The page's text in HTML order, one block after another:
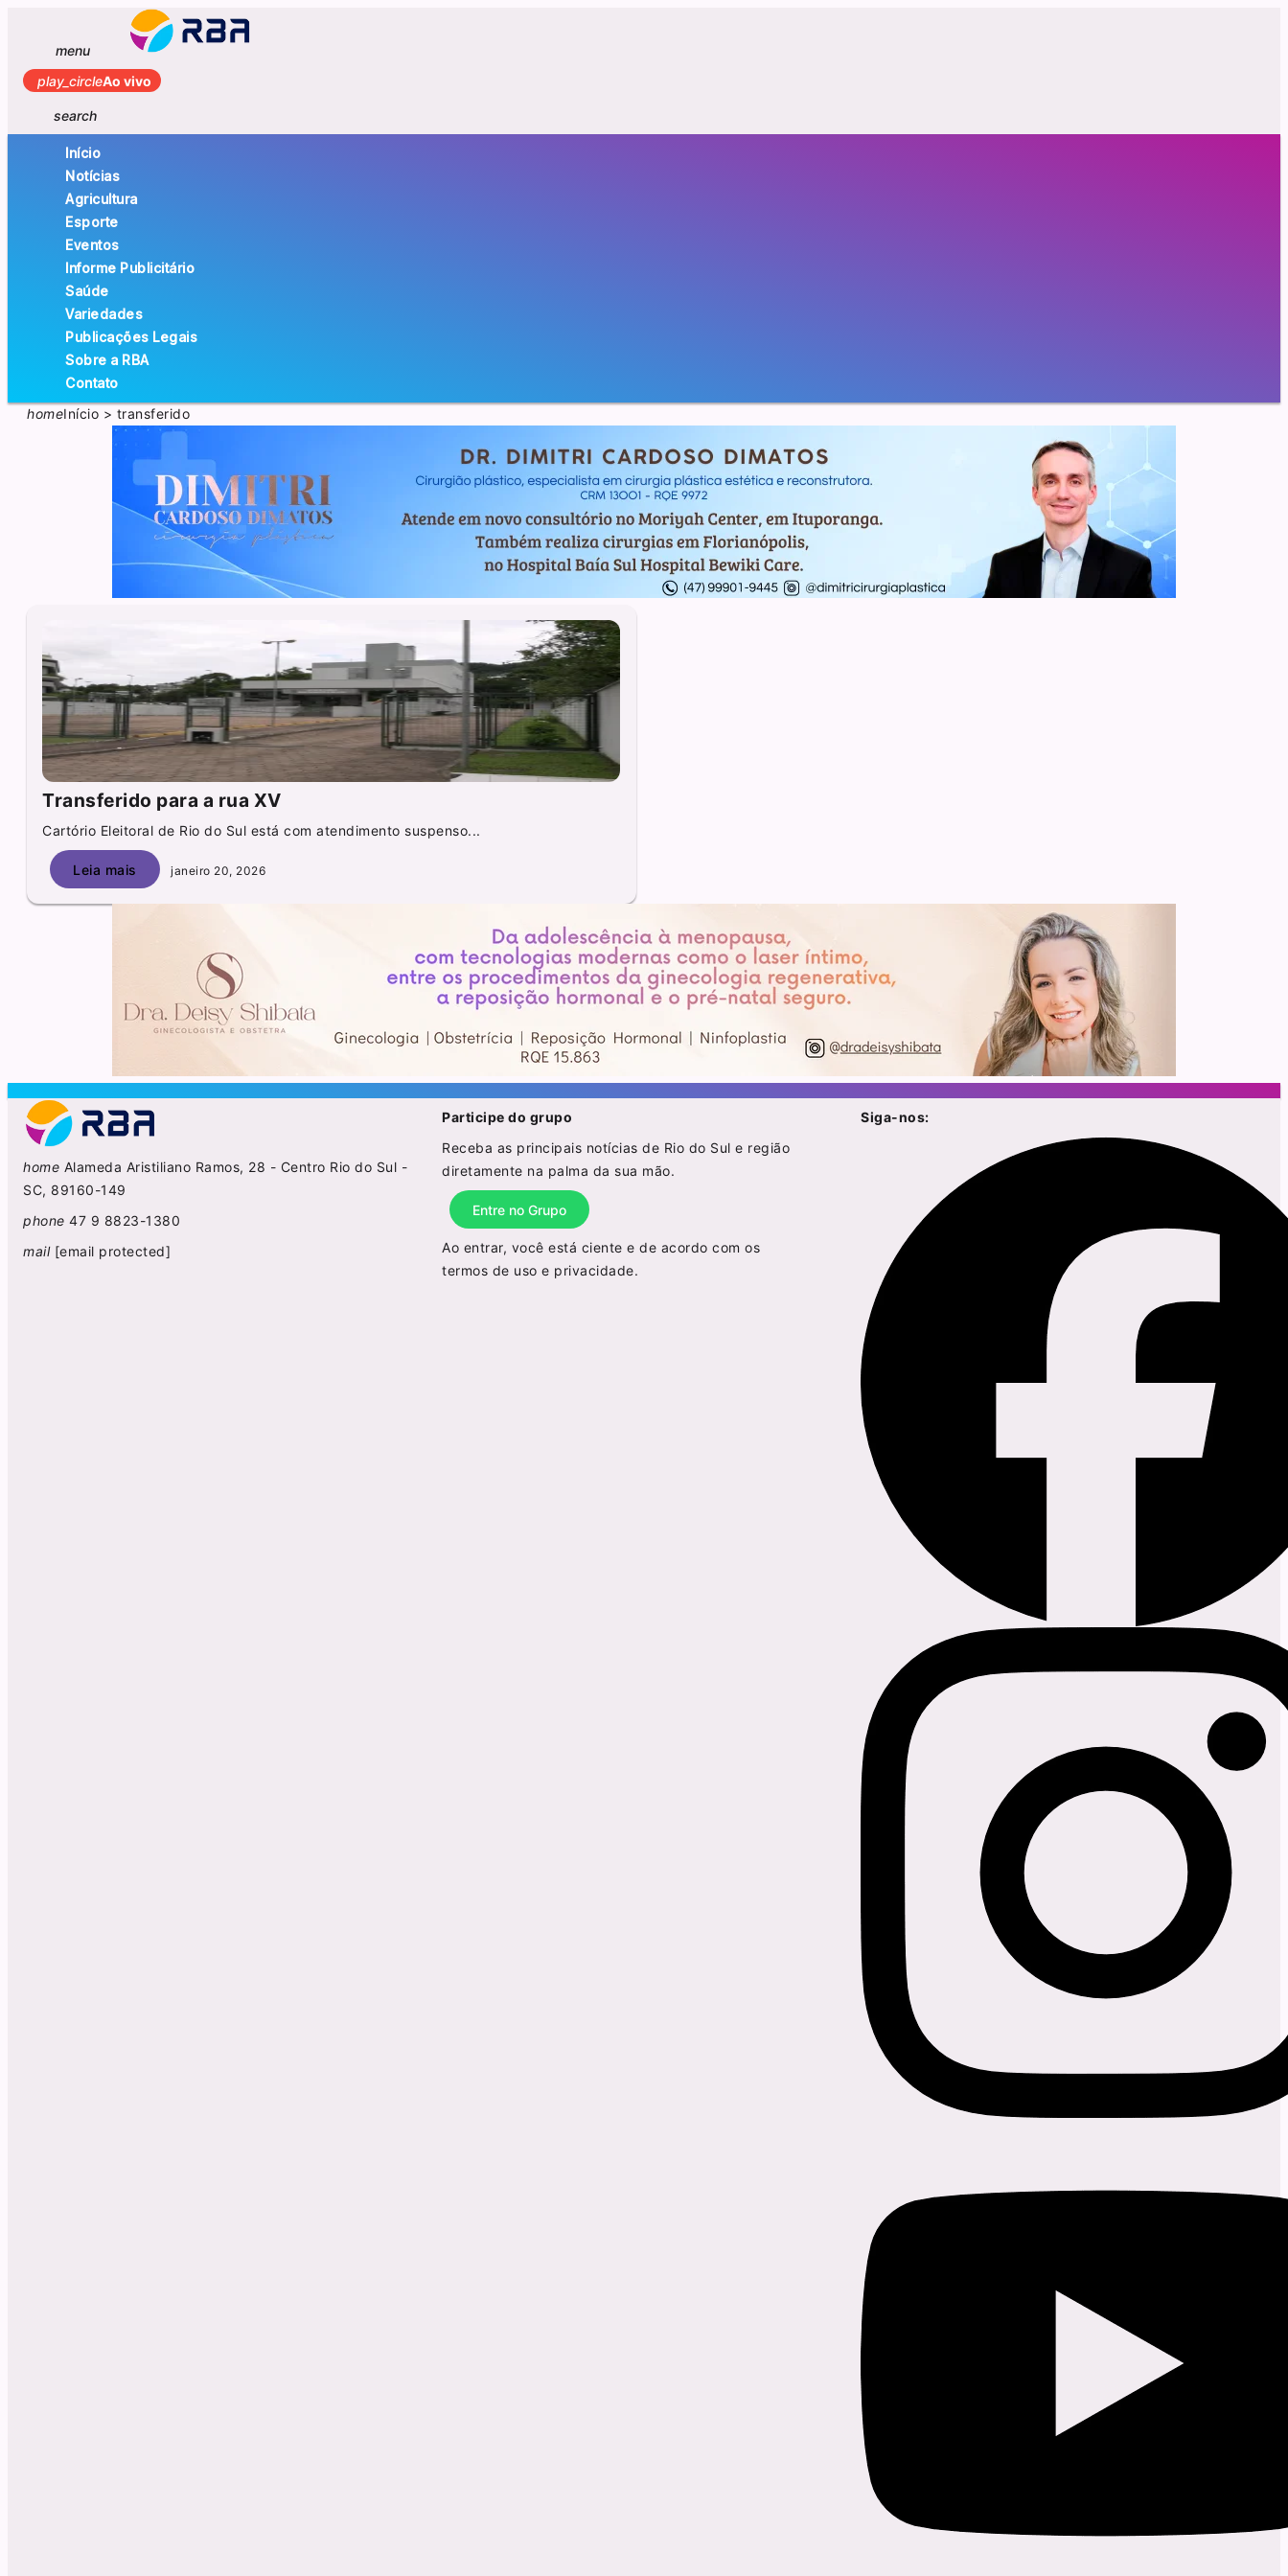
menu
play_circleAo vivo
search
Início
Notícias
Agricultura
Esporte
Eventos
Informe Publicitário
Saúde
Variedades
Publicações Legais
Sobre a RBA
Contato
homeInício > transferido
Transferido para a rua XV
Cartório Eleitoral de Rio do Sul está com atendimento suspenso...
Leia mais janeiro 20, 2026
home Alameda Aristiliano Ramos, 28 - Centro Rio do Sul -
SC, 89160-149
phone 47 9 8823-1380
mail [email protected]
Participe do grupo
Receba as principais notícias de Rio do Sul e região
diretamente na palma da sua mão.
Entre no Grupo
Ao entrar, você está ciente e de acordo com os
termos de uso e privacidade.
Siga-nos: